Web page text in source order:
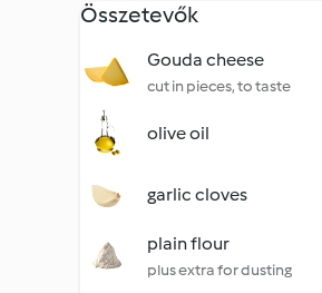
Összetevők
Gouda cheese
cut in pieces, to taste
olive oil
garlic cloves
plain flour
plus extra for dusting